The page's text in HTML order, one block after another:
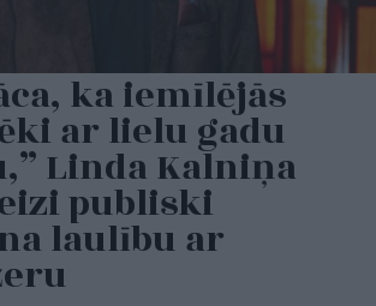
ka iemīlējās
ar lielu gadu
Linda Kalniņa
publiski
laulību ar